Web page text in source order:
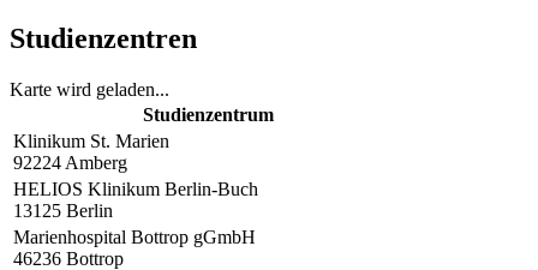
Studienzentren
Karte wird geladen...
Studienzentrum
Klinikum St. Marien
92224 Amberg
HELIOS Klinikum Berlin-Buch
13125 Berlin
Marienhospital Bottrop gGmbH
46236 Bottrop